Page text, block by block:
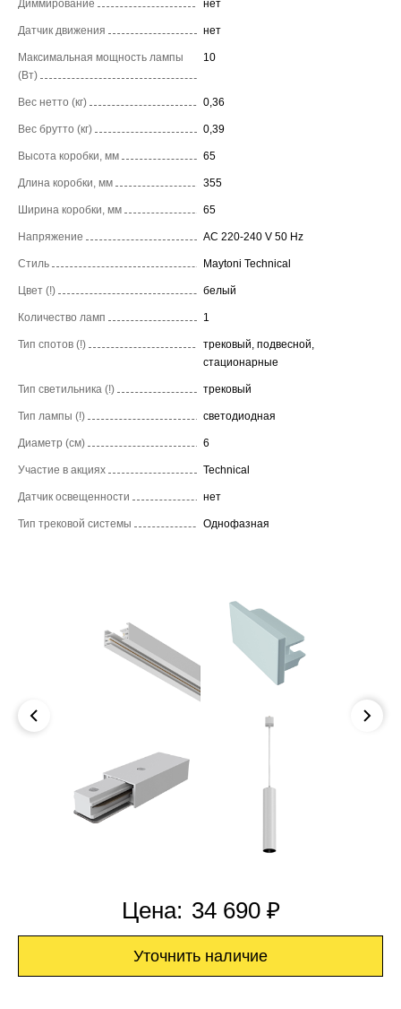
Диммирование нет
Датчик движения нет
Максимальная мощность лампы
(Вт)
10
Вес нетто (кг) 0,36
Вес брутто (кг) 0,39
Высота коробки, мм 65
Длина коробки, мм 355
Ширина коробки, мм 65
Напряжение AC 220-240 V 50 Hz
Стиль Maytoni Technical
Цвет (!) белый
Количество ламп 1
Тип спотов (!)
трековый, подвесной,
стационарные
Тип светильника (!) трековый
Тип лампы (!) светодиодная
Диаметр (см) 6
Участие в акциях Technical
Датчик освещенности нет
Тип трековой системы Однофазная
Цена: 34 690 ₽
Уточнить наличие